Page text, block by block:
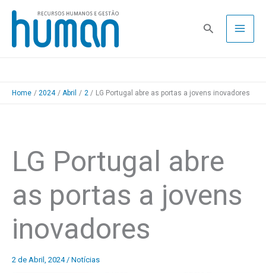
Skip
content
Pesquisa
Home 2024 Abril 2 LG Portugal abre as portas a jovens inovadores
LG Portugal abre
as portas a jovens
inovadores
2 de Abril, 2024 / Notícias